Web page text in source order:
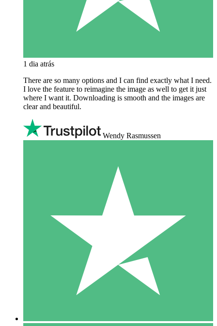
1 dia atrás
There are so many options and I can find exactly what I need.
I love the feature to reimagine the image as well to get it just
where I want it. Downloading is smooth and the images are
clear and beautiful.
Wendy Rasmussen